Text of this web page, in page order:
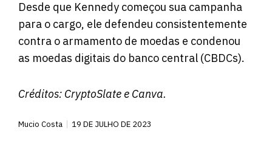
Desde que Kennedy começou sua campanha
para o cargo, ele defendeu consistentemente
contra o armamento de moedas e condenou
as moedas digitais do banco central (CBDCs).
Créditos: CryptoSlatee Canva.
Mucio Costa 19 DE JULHO DE 2023